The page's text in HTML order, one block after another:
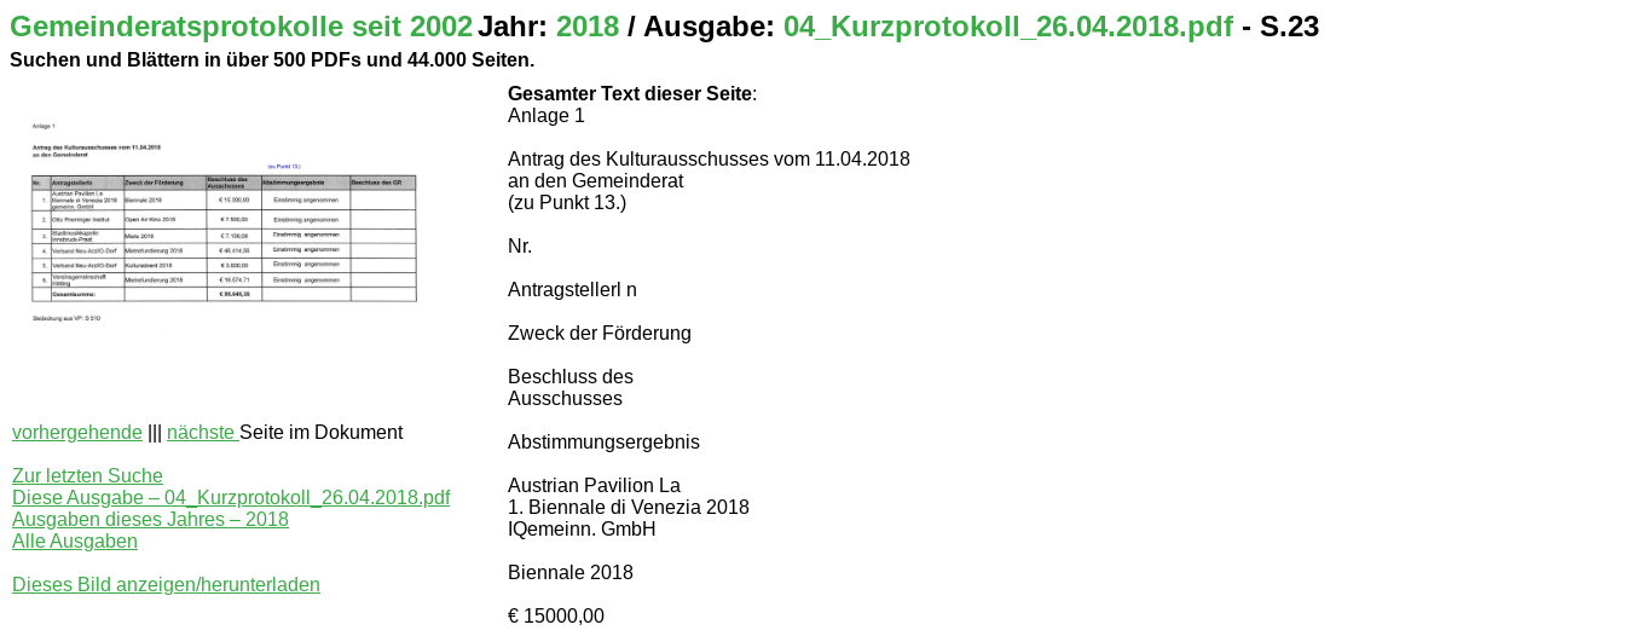
Gemeinderatsprotokolle seit 2002Jahr: 2018 / Ausgabe: 04_Kurzprotokoll_26.04.2018.pdf - S.23
Suchen und Blättern in über 500 PDFs und 44.000 Seiten.
vorhergehende nächste Seite im Dokument
Zur letzten Suche
Diese Ausgabe – 04_Kurzprotokoll_26.04.2018.pdf
Ausgaben dieses Jahres – 2018
Alle Ausgaben
Dieses Bild anzeigen/herunterladen
Gesamter Text dieser Seite:
Anlage 1
Antrag des Kulturausschusses vom 11.04.2018
an den Gemeinderat
(zu Punkt 13.)
Nr.
Antragstellerl n
Zweck der Förderung
Beschluss des
Ausschusses
Abstimmungsergebnis
Austrian Pavilion La
1. Biennale di Venezia 2018
IQemeinn. GmbH
Biennale 2018
€ 15000,00